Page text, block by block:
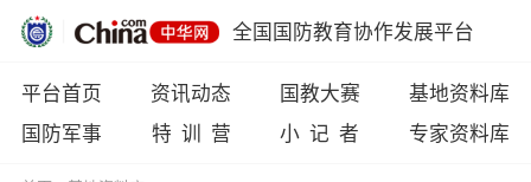
全国国防教育协作发展平台
平台首页 资讯动态 国教大赛
基地资料库
国防军事
特 训 营 小 记 者 专家资料库